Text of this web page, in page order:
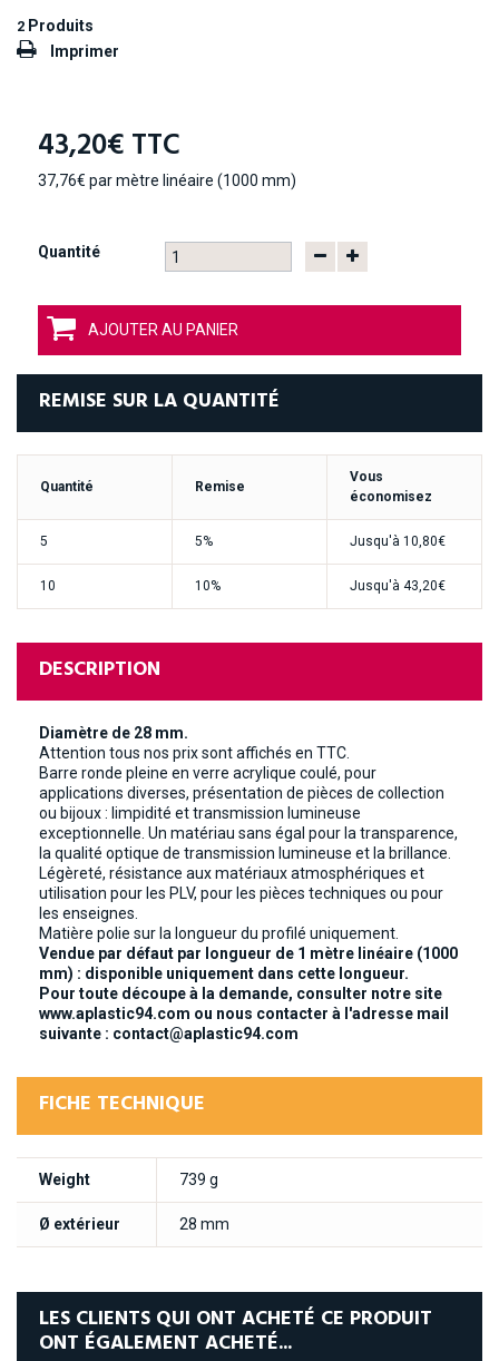
2 Produits
Imprimer
43,20€TTC
37,76€ par mètre linéaire (1000 mm)
Quantité
AJOUTER AU PANIER
REMISE SUR LA QUANTITÉ
Quantité Remise
Vous
économisez
5 5% Jusqu'à 10,80€
10 10% Jusqu'à 43,20€
DESCRIPTION
Diamètre de 28 mm.
Attention tous nos prix sont affichés en TTC.
Barre ronde pleine en verre acrylique coulé, pour
applications diverses, présentation de pièces de collection
ou bijoux : limpidité et transmission lumineuse
exceptionnelle. Un matériau sans égal pour la transparence,
la qualité optique de transmission lumineuse et la brillance.
Légèreté, résistance aux matériaux atmosphériques et
utilisation pour les PLV, pour les pièces techniques ou pour
les enseignes.
Matière polie sur la longueur du profilé uniquement.
Vendue par défaut par longueur de 1 mètre linéaire (1000
mm) : disponible uniquement dans cette longueur.
Pour toute découpe à la demande, consulter notre site
www.aplastic94.com ou nous contacter à l'adresse mail
suivante : contact@aplastic94.com
FICHE TECHNIQUE
Weight 739 g
Ø extérieur 28 mm
LES CLIENTS QUI ONT ACHETÉ CE PRODUIT
ONT ÉGALEMENT ACHETÉ...